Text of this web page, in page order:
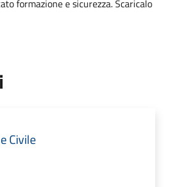
formazione e sicurezza. Scaricalo
Civile